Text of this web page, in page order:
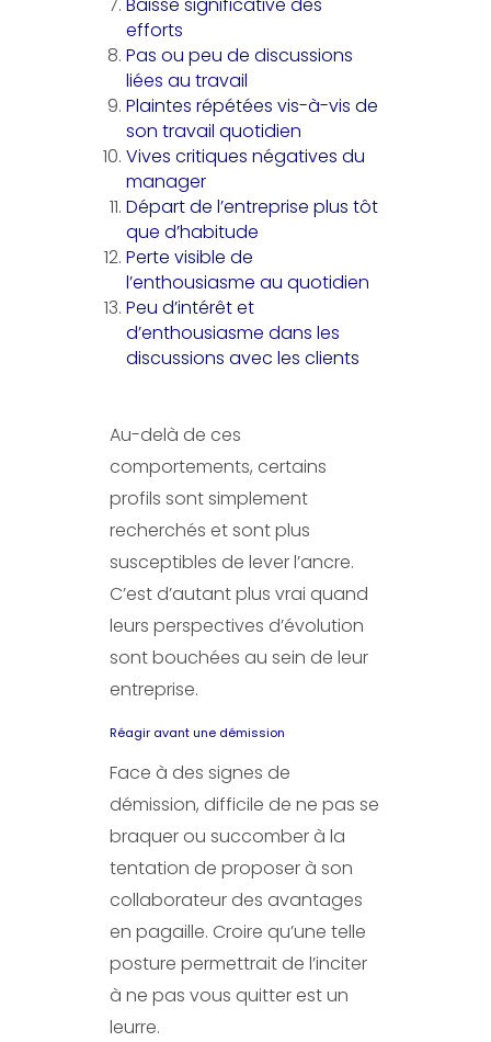
Baisse significative des
efforts
Pas ou peu de discussions
liées au travail
Plaintes répétées vis-à-vis de
son travail quotidien
Vives critiques négatives du
manager
Départ de l’entreprise plus tôt
que d’habitude
Perte visible de
l’enthousiasme au quotidien
Peu d’intérêt et
d’enthousiasme dans les
discussions avec les clients
Au-delà de ces
comportements, certains
profils sont simplement
recherchés et sont plus
susceptibles de lever l’ancre.
C’est d’autant plus vrai quand
leurs perspectives d’évolution
sont bouchées au sein de leur
entreprise.
Réagir avant une démission
Face à des signes de
démission, difficile de ne pas se
braquer ou succomber à la
tentation de proposer à son
collaborateur des avantages
en pagaille. Croire qu’une telle
posture permettrait de l’inciter
à ne pas vous quitter est un
leurre.